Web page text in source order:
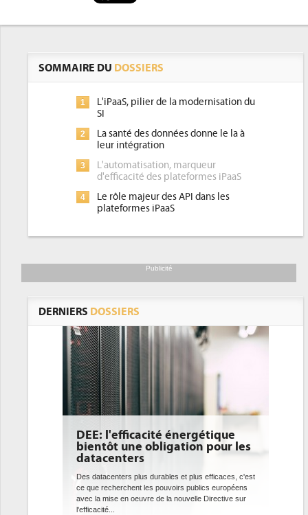
SOMMAIRE DU DOSSIERS
1
L'iPaaS, pilier de la modernisation du
SI
2
La santé des données donne le la à
leur intégration
3
L'automatisation, marqueur
d'efficacité des plateformes iPaaS
4
Le rôle majeur des API dans les
plateformes iPaaS
Publicité
DERNIERS DOSSIERS
DEE: l'efficacité énergétique
bientôt une obligation pour les
datacenters
Des datacenters plus durables et plus efficaces, c'est
ce que recherchent les pouvoirs publics européens
avec la mise en oeuvre de la nouvelle Directive sur
l'efficacité...